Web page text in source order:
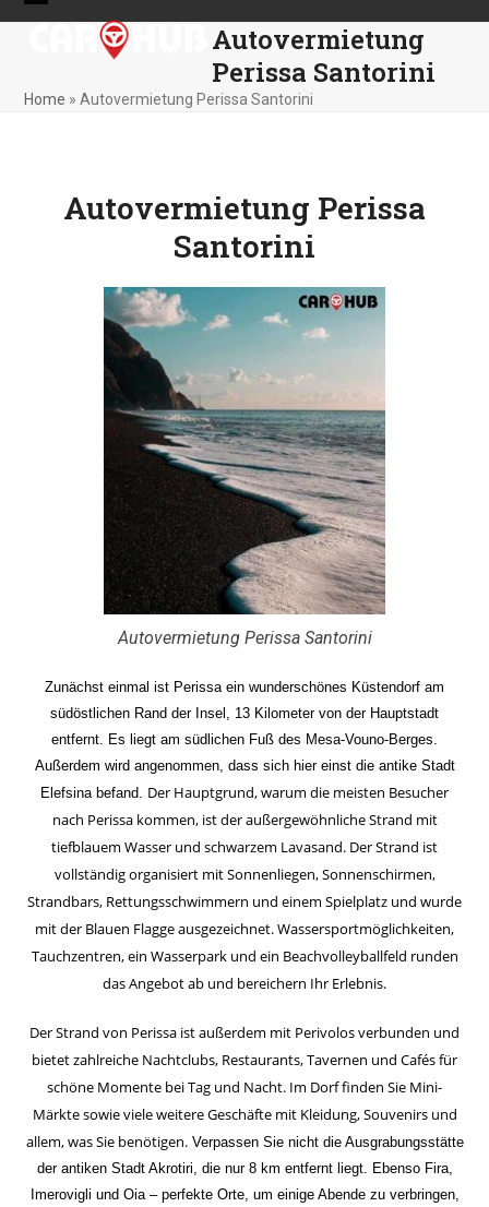
Skip
Open
menu
Close
menu
Autovermietung
Perissa Santorini
Home »Autovermietung Perissa Santorini
Autovermietung Perissa
Santorini
Autovermietung Perissa Santorini
Zunächst einmal ist Perissaein wunderschönes Küstendorf am
südöstlichen Rand der Insel, 13 Kilometer von der Hauptstadt
entfernt. Es liegt am südlichen Fuß des Mesa-Vouno-Berges.
Außerdem wird angenommen, dass sich hier einst die antike Stadt
Elefsina befand. Der Hauptgrund, warum die meisten Besucher
nach Perissa kommen, ist der außergewöhnliche Strand mit
tiefblauem Wasser und schwarzem Lavasand. Der Strand ist
vollständig organisiert mit Sonnenliegen, Sonnenschirmen,
Strandbars, Rettungsschwimmern und einem Spielplatz und wurde
mit der Blauen Flagge ausgezeichnet. Wassersportmöglichkeiten,
Tauchzentren, ein Wasserpark und ein Beachvolleyballfeld runden
das Angebot ab und bereichern Ihr Erlebnis.
Der Strand von Perissa ist außerdem mit Perivolos verbunden und
bietet zahlreiche Nachtclubs, Restaurants, Tavernen und Cafés für
schöne Momente bei Tag und Nacht. Im Dorf finden Sie Mini-
Märkte sowie viele weitere Geschäfte mit Kleidung, Souvenirs und
allem, was Sie benötigen.Verpassen Sie nicht die Ausgrabungsstätte
der antiken Stadt Akrotiri, die nur 8 km entfernt liegt. Ebenso Fira,
Imerovigli und Oia – perfekte Orte, um einige Abende zu verbringen,